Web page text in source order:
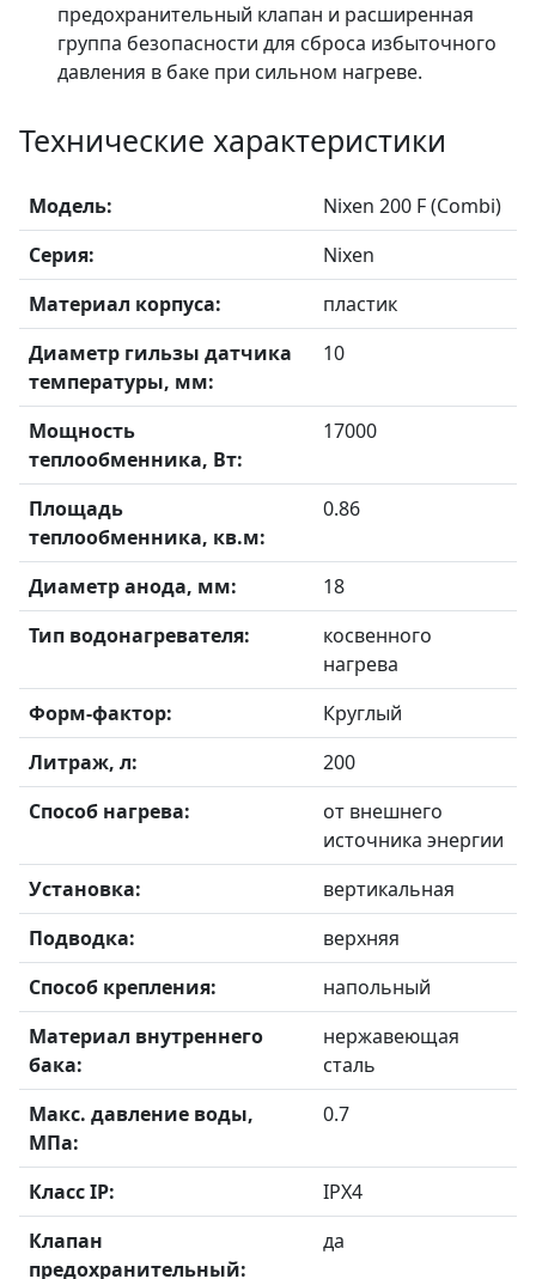
предохранительный клапан и расширенная
группа безопасности для сброса избыточного
давления в баке при сильном нагреве.
Технические характеристики
Модель:
Nixen 200 F (Combi)
Серия:
Nixen
Материал корпуса:
пластик
Диаметр гильзы датчика
температуры, мм:
10
Мощность
теплообменника, Вт:
17000
Площадь
теплообменника, кв.м:
0.86
Диаметр анода, мм:
18
Тип водонагревателя:
косвенного
нагрева
Форм-фактор:
Круглый
Литраж, л:
200
Способ нагрева:
от внешнего
источника энергии
Установка:
вертикальная
Подводка:
верхняя
Способ крепления:
напольный
Материал внутреннего
бака:
нержавеющая
сталь
Макс. давление воды,
МПа:
0.7
Класс IP:
IPX4
Клапан
предохранительный:
да